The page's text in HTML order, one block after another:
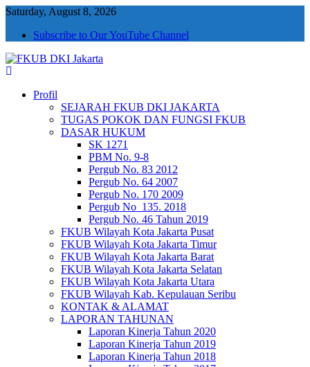
Saturday, August 8, 2026
Subscribe to Our YouTube Channel
Profil
SEJARAH FKUB DKI JAKARTA
TUGAS POKOK DAN FUNGSI FKUB
DASAR HUKUM
SK 1271
PBM No. 9-8
Pergub No. 83 2012
Pergub No. 64 2007
Pergub No. 170 2009
Pergub No_135. 2018
Pergub No. 46 Tahun 2019
FKUB Wilayah Kota Jakarta Pusat
FKUB Wilayah Kota Jakarta Timur
FKUB Wilayah Kota Jakarta Barat
FKUB Wilayah Kota Jakarta Selatan
FKUB Wilayah Kota Jakarta Utara
FKUB Wilayah Kab. Kepulauan Seribu
KONTAK & ALAMAT
LAPORAN TAHUNAN
Laporan Kinerja Tahun 2020
Laporan Kinerja Tahun 2019
Laporan Kinerja Tahun 2018